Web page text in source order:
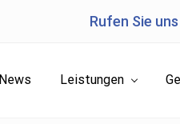
Rufen Sie
News Leistungen